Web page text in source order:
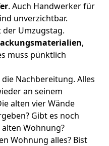
. Auch Handwerker für
unverzichtbar.
Umzugstag.
,
muss pünktlich
Nachbereitung. Alles
an seinem
alten vier Wände
Gibt es noch
Wohnung?
Wohnung alles? Bist